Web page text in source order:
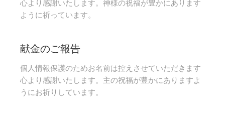
心より感謝いたします。神様の祝福が豊かにあります
ように祈っています。
献金のご報告
個人情報保護のためお名前は控えさせていただきます
心より感謝いたします。主の祝福が豊かにありますよ
うにお祈りしています。